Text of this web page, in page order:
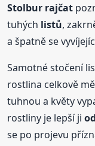
Stolbur rajčat
tuhých listů,
a špatně se
Samotné stočení
rostlina celkově
tuhnou a květy
rostliny je lepší ji
se po projevu